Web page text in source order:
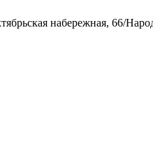
набережная, 66/